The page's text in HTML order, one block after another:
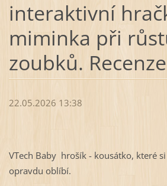
interaktivní
miminka při
zoubků. Recenze
22.05.2026 13:38
VTech Baby hrošík - kousátko, které
opravdu oblíbí.